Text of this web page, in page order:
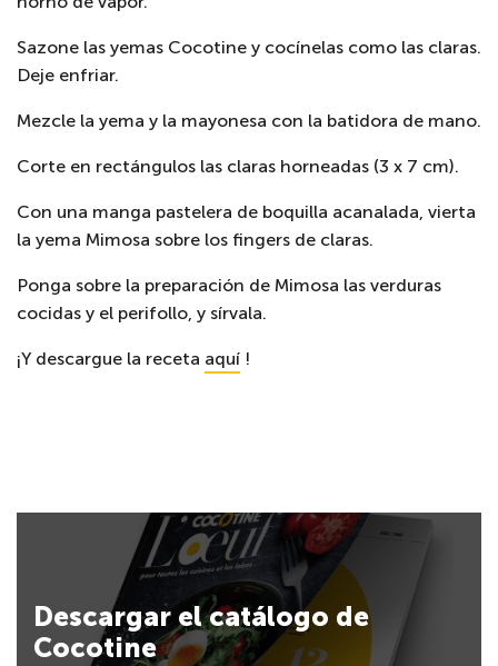
Sazone las yemas Cocotine y cocínelas como las claras.
Deje enfriar.
Mezcle la yema y la mayonesa con la batidora de mano.
Corte en rectángulos las claras horneadas (3 x 7 cm).
Con una manga pastelera de boquilla acanalada, vierta
la yema Mimosa sobre los fingers de claras.
Ponga sobre la preparación de Mimosa las verduras
cocidas y el perifollo, y sírvala.
¡Y descargue la receta aquí !
Descargar el catálogo de
Cocotine